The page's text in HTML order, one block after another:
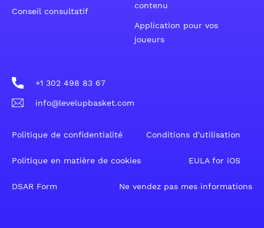
Conseil consultatif
contenu
Application pour vos
joueurs
+1 302 498 83 67
info@levelupbasket.com
Politique de confidentialité Conditions d'utilisation
Politique en matière de cookies EULA for iOS
DSAR Form Ne vendez pas mes informations